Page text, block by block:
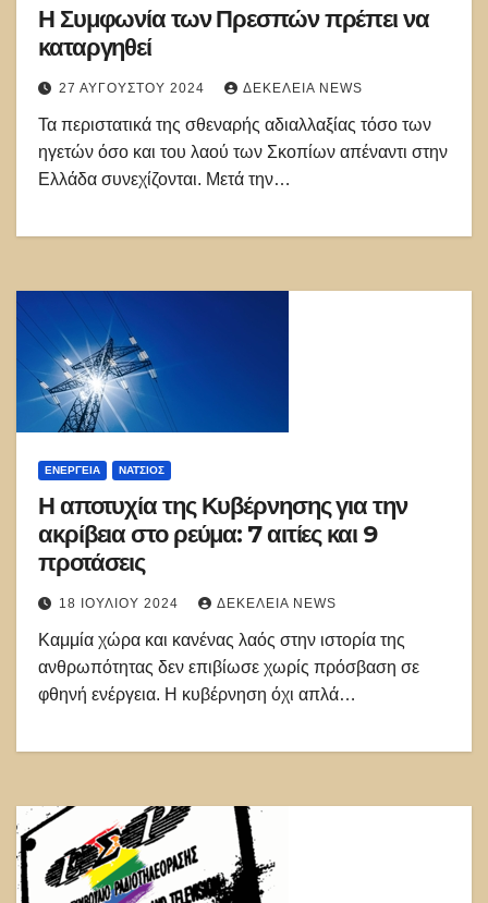
Η Συμφωνία των Πρεσπών πρέπει να
καταργηθεί
27 ΑΥΓΟΎΣΤΟΥ 2024 ΔΕΚΈΛΕΙΑ NEWS
Τα περιστατικά της σθεναρής αδιαλλαξίας τόσο των
ηγετών όσο και του λαού των Σκοπίων απέναντι στην
Ελλάδα συνεχίζονται. Μετά την…
ΕΝΈΡΓΕΙΑ ΝΑΤΣΙΌΣ
Η αποτυχία της Κυβέρνησης για την
ακρίβεια στο ρεύμα: 7 αιτίες και 9
προτάσεις
18 ΙΟΥΛΊΟΥ 2024 ΔΕΚΈΛΕΙΑ NEWS
Καμμία χώρα και κανένας λαός στην ιστορία της
ανθρωπότητας δεν επιβίωσε χωρίς πρόσβαση σε
φθηνή ενέργεια. Η κυβέρνηση όχι απλά…